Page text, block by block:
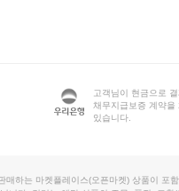
고객님이 현금으로
채무지급보증 계약을
있습니다.
하는 마켓플레이스(오픈마켓) 상품이 포